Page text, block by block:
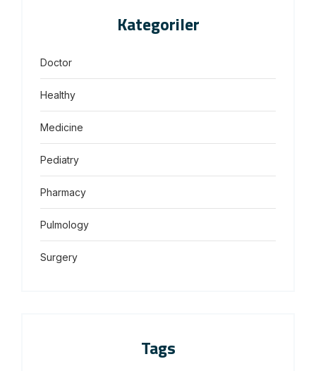
Kategoriler
Doctor
Healthy
Medicine
Pediatry
Pharmacy
Pulmology
Surgery
Tags